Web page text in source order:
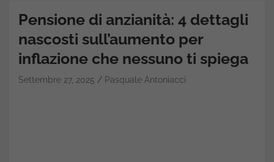
Pensione di anzianità: 4 dettagli
nascosti sull’aumento per
inflazione che nessuno ti spiega
Settembre 27, 2025 Pasquale Antoniacci